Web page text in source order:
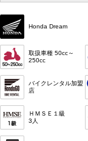
Honda Dream
取扱車種 50cc～
250cc
バイクレンタル加盟
店
ＨＭＳＥ１級
3人